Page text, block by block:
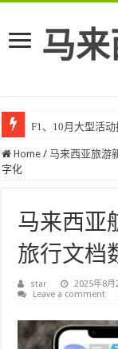
马
F1、10月大型活
Home / 马来西亚旅游
字化
马来西亚
旅行文档
star 2025年8月
Leave a comment